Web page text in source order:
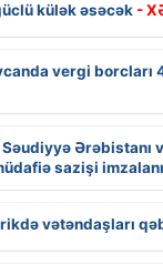
külək əsəcək -
vergi borcları
Ərəbistanı
sazişi
vətəndaşları